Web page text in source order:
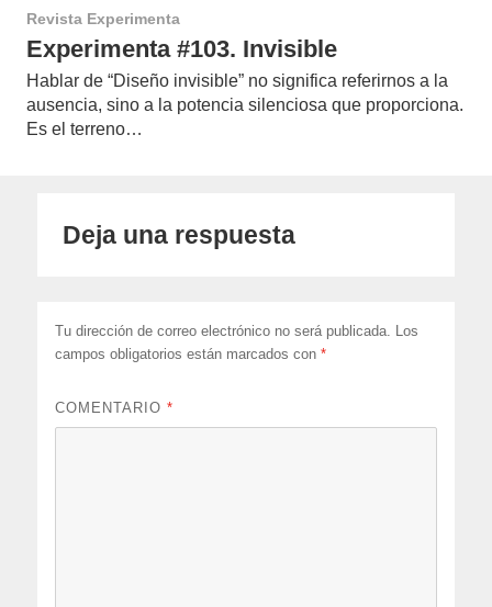
Revista Experimenta
Experimenta #103. Invisible
Hablar de “Diseño invisible” no significa referirnos a la
ausencia, sino a la potencia silenciosa que proporciona.
Es el terreno…
Deja una respuesta
Tu dirección de correo electrónico no será publicada. Los
campos obligatorios están marcados con*
COMENTARIO*